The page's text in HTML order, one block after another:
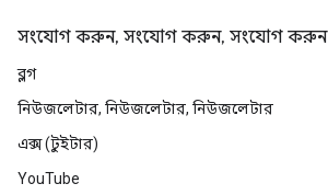
সংযোগ করুন, সংযোগ করুন, সংযোগ করুন
ব্লগ
নিউজলেটার, নিউজলেটার, নিউজলেটার
এক্স (টুইটার)
YouTube